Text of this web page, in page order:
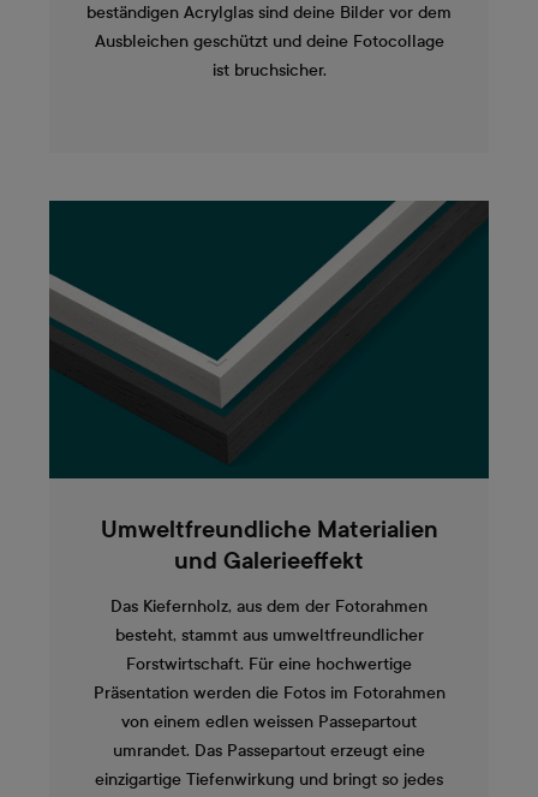
beständigen Acrylglas sind deine Bilder vor dem
Ausbleichen geschützt und deine Fotocollage
ist bruchsicher.
Umweltfreundliche Materialien
und Galerieeffekt
Das Kiefernholz, aus dem der Fotorahmen
besteht, stammt aus umweltfreundlicher
Forstwirtschaft. Für eine hochwertige
Präsentation werden die Fotos im Fotorahmen
von einem edlen weissen Passepartout
umrandet. Das Passepartout erzeugt eine
einzigartige Tiefenwirkung und bringt so jedes